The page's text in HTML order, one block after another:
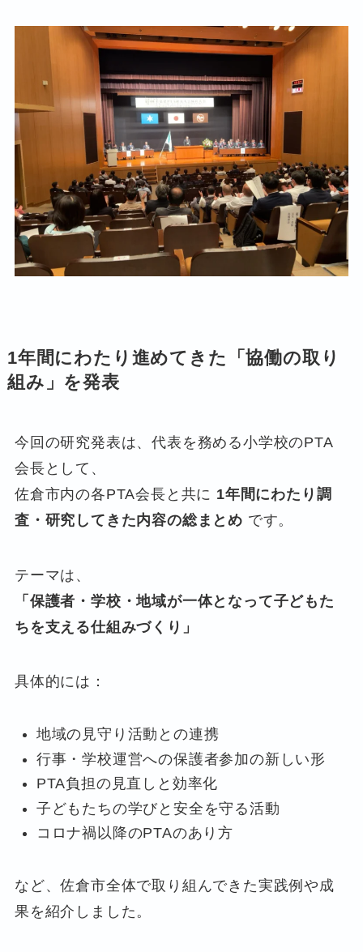
1年間にわたり進めてきた「協働の取り
組み」を発表
今回の研究発表は、代表を務める小学校のPTA
会長として、
佐倉市内の各PTA会長と共に 1年間にわたり調
査・研究してきた内容の総まとめ です。
テーマは、
「保護者・学校・地域が一体となって子どもた
ちを支える仕組みづくり」
具体的には：
地域の見守り活動との連携
行事・学校運営への保護者参加の新しい形
PTA負担の見直しと効率化
子どもたちの学びと安全を守る活動
コロナ禍以降のPTAのあり方
など、佐倉市全体で取り組んできた実践例や成
果を紹介しました。